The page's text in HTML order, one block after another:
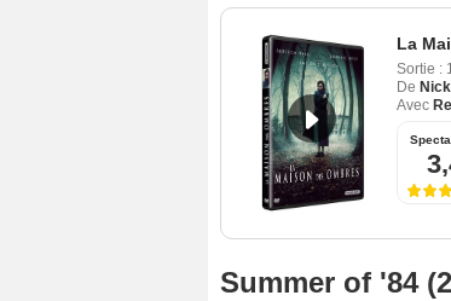
La
Sortie :
De
Avec
Summer of '84